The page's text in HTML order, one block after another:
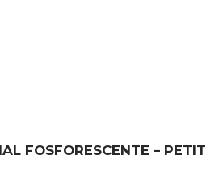
FOSFORESCENTE – PETIT